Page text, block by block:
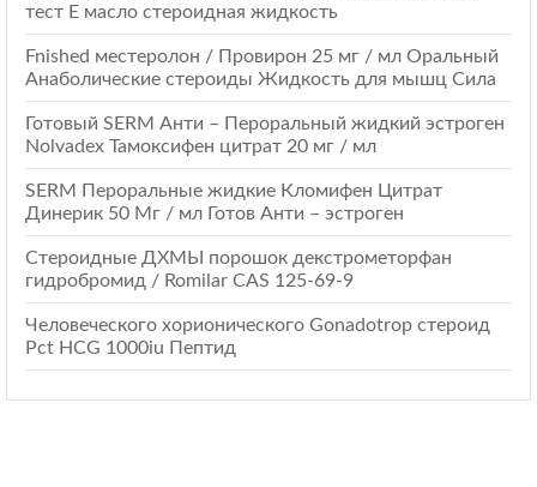
тест E масло стероидная жидкость
Fnished местеролон / Провирон 25 мг / мл Оральный
Анаболические стероиды Жидкость для мышц Сила
Готовый SERM Анти – Пероральный жидкий эстроген
Nolvadex Тамоксифен цитрат 20 мг / мл
SERM Пероральные жидкие Кломифен Цитрат
Динерик 50 Мг / мл Готов Анти – эстроген
Стероидные ДХМЫ порошок декстрометорфан
гидробромид / Romilar CAS 125-69-9
Человеческого хорионического Gonadotrop стероид
Pct HCG 1000iu Пептид